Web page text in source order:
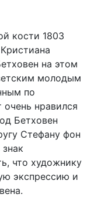
кости 1803
на этом
молодым
по
нравился
Бетховен
Стефану фон
что художнику
экспрессию и